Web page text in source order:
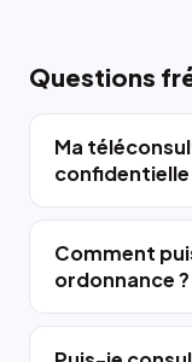
Questions
Ma
confidentielle
Comment
ordonnance ?